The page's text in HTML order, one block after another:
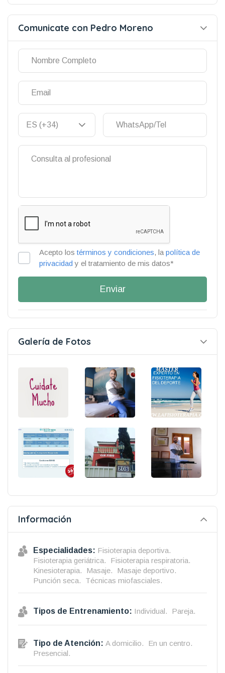
Comunicate con Pedro Moreno
Acepto lostérminos y condiciones, la política de
privacidad y el tratamiento de mis datos*
Enviar
Galería de Fotos
Información
Especialidades: Fisioterapia deportiva.
Fisioterapia geriátrica.
Fisioterapia respiratoria.
Kinesioterapia.
Masaje.
Masaje deportivo.
Punción seca.
Técnicas miofasciales.
Tipos de Entrenamiento: Individual. Pareja.
Tipo de Atención: A domicilio.
En un centro.
Presencial.